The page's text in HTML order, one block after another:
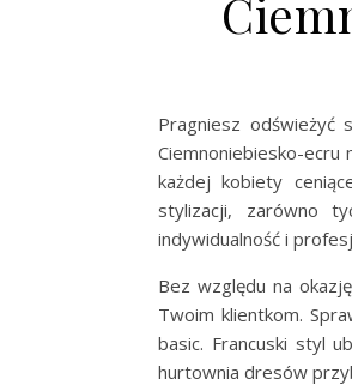
Pragniesz odświeżyć
Ciemnoniebiesko-
każdej kobiety
stylizacji, zarówno
indywidualność i
Bez względu na
Twoim klientkom.
basic. Francuski styl
hurtownia dresów